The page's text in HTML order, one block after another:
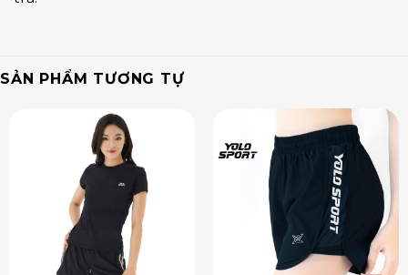
SẢN PHẨM TƯƠNG TỰ